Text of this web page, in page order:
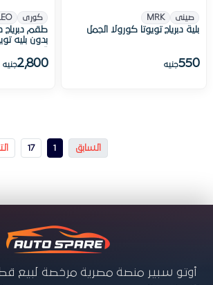
صينى MRK
بلية دبرياج تويوتا كورولا الجمل
550جنيه
كورى
طقم
2,800جنيه
السابق 1
17
أوتو سبير منصة مصرية مرخصة لبيع